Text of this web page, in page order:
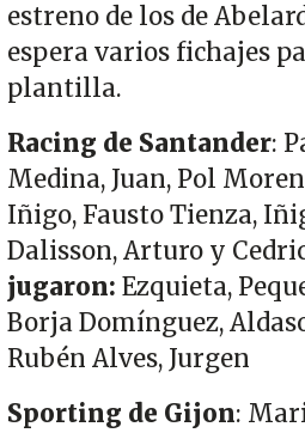
estreno de los de
espera varios fichajes
plantilla.
Racing de Santander:
Medina, Juan, Pol
Iñigo, Fausto Tienza,
Dalisson, Arturo y
jugaron: Ezquieta,
Borja Domínguez,
Rubén Alves, Jurgen
Sporting de Gijon: